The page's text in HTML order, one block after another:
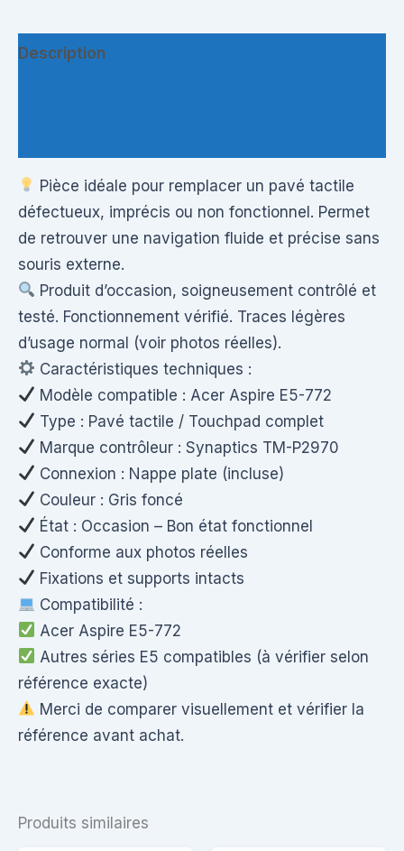
Description
Pièce idéale pour remplacer un pavé tactile
défectueux, imprécis ou non fonctionnel. Permet
de retrouver une navigation fluide et précise sans
souris externe.
Produit d’occasion, soigneusement contrôlé et
testé. Fonctionnement vérifié. Traces légères
d’usage normal (voir photos réelles).
Caractéristiques techniques :
Modèle compatible : Acer Aspire E5-772
Type : Pavé tactile / Touchpad complet
Marque contrôleur : Synaptics TM-P2970
Connexion : Nappe plate (incluse)
Couleur : Gris foncé
État : Occasion – Bon état fonctionnel
Conforme aux photos réelles
Fixations et supports intacts
Compatibilité :
Acer Aspire E5-772
Autres séries E5 compatibles (à vérifier selon
référence exacte)
Merci de comparer visuellement et vérifier la
référence avant achat.
Produits similaires